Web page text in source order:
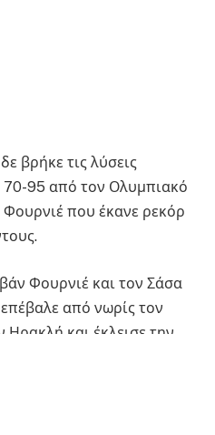
βρήκε τις λύσεις
70-95 από τον Ολυμπιακό
Φουρνιέ που έκανε ρεκόρ
Φουρνιέ και τον Σάσα
από νωρίς τον
και έκλεισε την